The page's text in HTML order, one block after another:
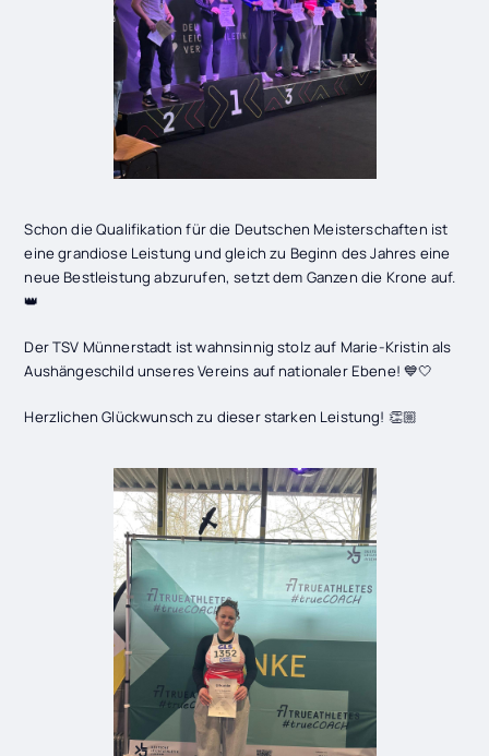
Schon die Qualifikation für die Deutschen Meisterschaften ist
eine grandiose Leistung und gleich zu Beginn des Jahres eine
neue Bestleistung abzurufen, setzt dem Ganzen die Krone auf.
👑
Der TSV Münnerstadt ist wahnsinnig stolz auf Marie-Kristin als
Aushängeschild unseres Vereins auf nationaler Ebene! 💙🤍
Herzlichen Glückwunsch zu dieser starken Leistung! 👏🏼